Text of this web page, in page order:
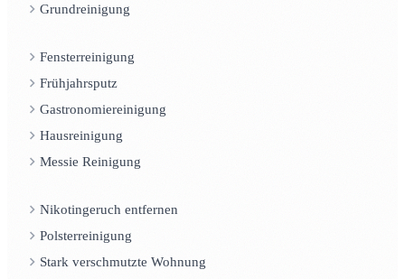
Grundreinigung
Fensterreinigung
Frühjahrsputz
Gastronomiereinigung
Hausreinigung
Messie Reinigung
Nikotingeruch entfernen
Polsterreinigung
Stark verschmutzte Wohnung